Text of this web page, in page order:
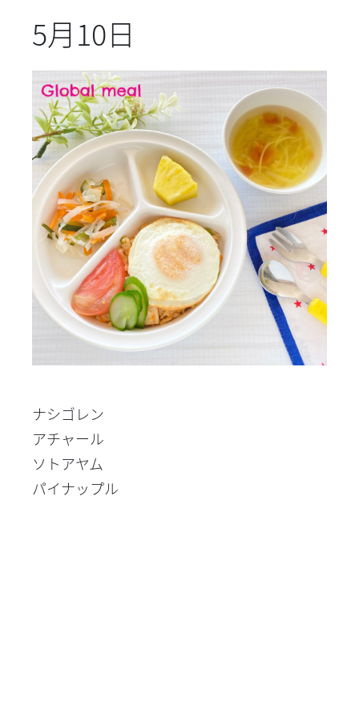
5月10日
ナシゴレン
アチャール
ソトアヤム
パイナップル